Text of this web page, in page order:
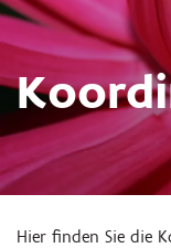
Hier finden Sie die